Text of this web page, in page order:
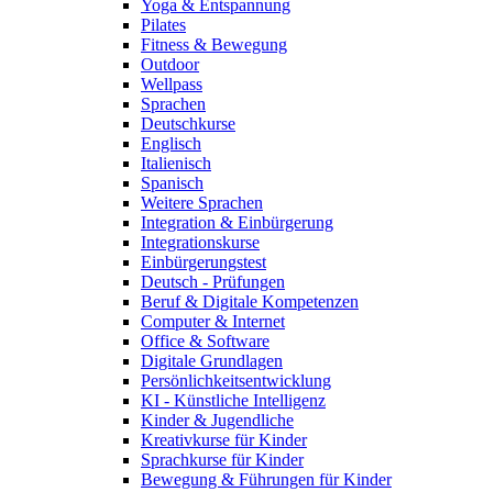
Yoga & Entspannung
Pilates
Fitness & Bewegung
Outdoor
Wellpass
Sprachen
Deutschkurse
Englisch
Italienisch
Spanisch
Weitere Sprachen
Integration & Einbürgerung
Integrationskurse
Einbürgerungstest
Deutsch - Prüfungen
Beruf & Digitale Kompetenzen
Computer & Internet
Office & Software
Digitale Grundlagen
Persönlichkeitsentwicklung
KI - Künstliche Intelligenz
Kinder & Jugendliche
Kreativkurse für Kinder
Sprachkurse für Kinder
Bewegung & Führungen für Kinder